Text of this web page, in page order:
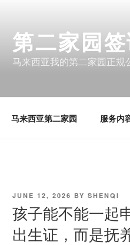
第二家园
马来西亚我的第二家园正规
马来西亚第二家园 服务内
POSTED
ON
JUNE 12, 2026 BY SHENQI
孩子能不能一起
出生证，而是抚